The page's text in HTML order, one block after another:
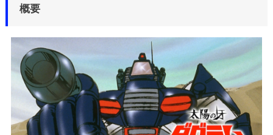
概要